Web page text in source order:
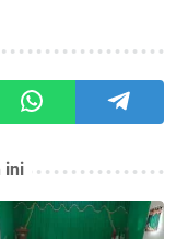
ini